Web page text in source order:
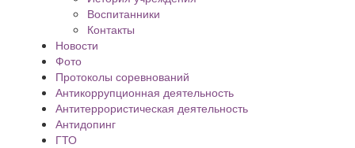
Воспитанники
Контакты
Новости
Фото
Протоколы соревнований
Антикоррупционная деятельность
Антитеррористическая деятельность
Антидопинг
ГТО